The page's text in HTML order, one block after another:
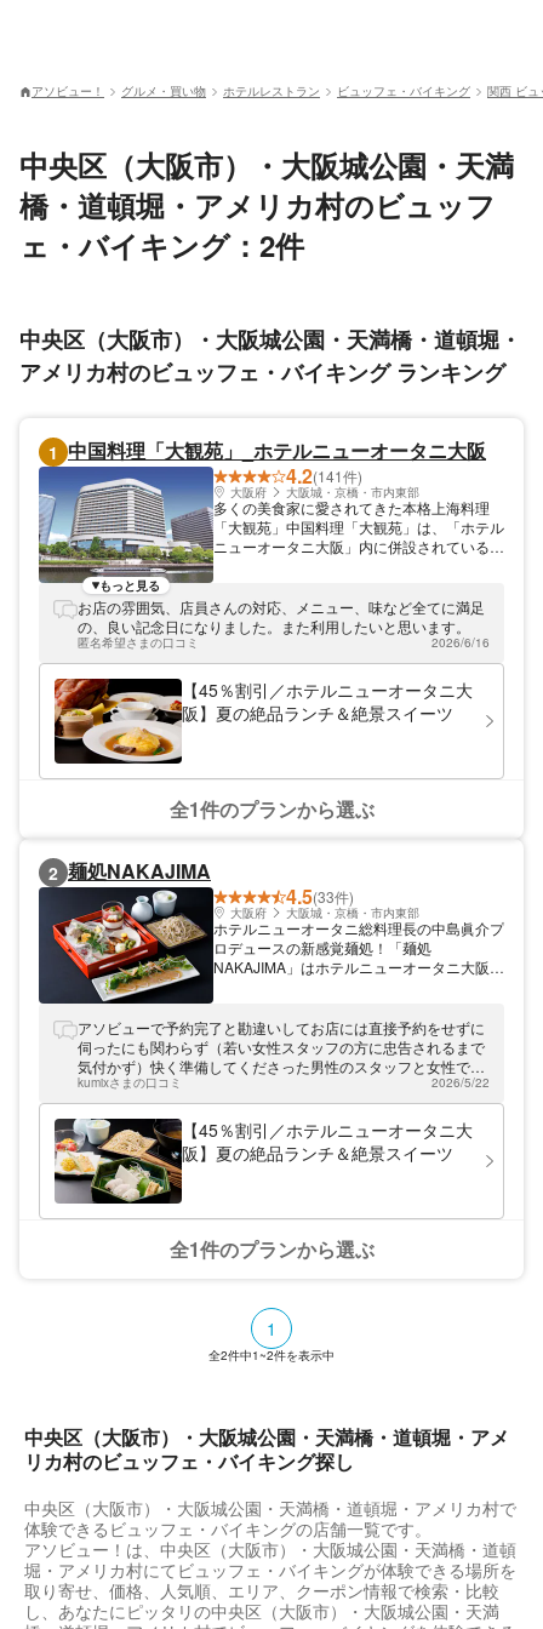
アソビュー！ グルメ・買い物 ホテルレストラン ビュッフェ・バイキング 関西 ビュ
中央区（大阪市）・大阪城公園・天満
橋・道頓堀・アメリカ村のビュッフ
ェ・バイキング：2件
中央区（大阪市）・大阪城公園・天満橋・道頓堀・
アメリカ村のビュッフェ・バイキング ランキング
1 中国料理「大観苑」_ホテルニューオータニ大阪
4.2(141件)
大阪府 大阪城・京橋・市内東部
多くの美食家に愛されてきた本格上海料理
「大観苑」中国料理「大観苑」は、「ホテル
ニューオータニ大阪」内に併設されている中
本格上海料理店です。名物ふかひれの姿煮
は、国産のヨシキリ鮫のヒレだけを使用し大
観苑自慢の上湯スープと醤油餡でじっくりと
煮込み、特製ネギ油の風味で仕上げた逸品。
コラーゲン豊富なプリプリ食感はもちろん、
香ばしい醤油あんの味わいもたまりません。
黒を基調に洗練を極めた店内で本格中華をお
もっと見る
お店の雰囲気、店員さんの対応、メニュー、味など全てに満足
の、良い記念日になりました。また利用したいと思います。
匿名希望さまの口コミ 2026/6/16
【45％割引／ホテルニューオータニ大
阪】夏の絶品ランチ＆絶景スイーツ
全1件のプランから選ぶ
2 麺処NAKAJIMA
4.5(33件)
大阪府 大阪城・京橋・市内東部
ホテルニューオータニ総料理長の中島眞介プ
ロデュースの新感覚麺処！「麺処
NAKAJIMA」はホテルニューオータニ大阪に
節を使用した自慢の出汁。特別に開発した縮
麺のうどんには京都より取り寄せた水で作る
出汁でいただきます。”美味しいホテル”とし
て手間を惜しまず素材を活かした新感覚の麺
をお楽しみください。
アソビューで予約完了と勘違いしてお店には直接予約をせずに
伺ったにも関わらず（若い女性スタッフの方に忠告されるまで
気付かず）快く準備してくださった男性のスタッフと女性でお
年を召したスタッフの方がとても感じ良く給事していただけた
のがお料理をより美味しくしていた気がします。 ライブ遠征で
きて最初の食事から気分良くスタートをきれました。ありがと
うございました。 次回は予約して家族と来たいと思います。
kumixさまの口コミ 2026/5/22
【45％割引／ホテルニューオータニ大
阪】夏の絶品ランチ＆絶景スイーツ
全1件のプランから選ぶ
1
全2件中1~2件を表示中
中央区（大阪市）・大阪城公園・天満橋・道頓堀・アメ
リカ村のビュッフェ・バイキング探し
中央区（大阪市）・大阪城公園・天満橋・道頓堀・アメリカ村で
体験できるビュッフェ・バイキングの店舗一覧です。
アソビュー！は、中央区（大阪市）・大阪城公園・天満橋・道頓
堀・アメリカ村にてビュッフェ・バイキングが体験できる場所を
取り寄せ、価格、人気順、エリア、クーポン情報で検索・比較
し、あなたにピッタリの中央区（大阪市）・大阪城公園・天満